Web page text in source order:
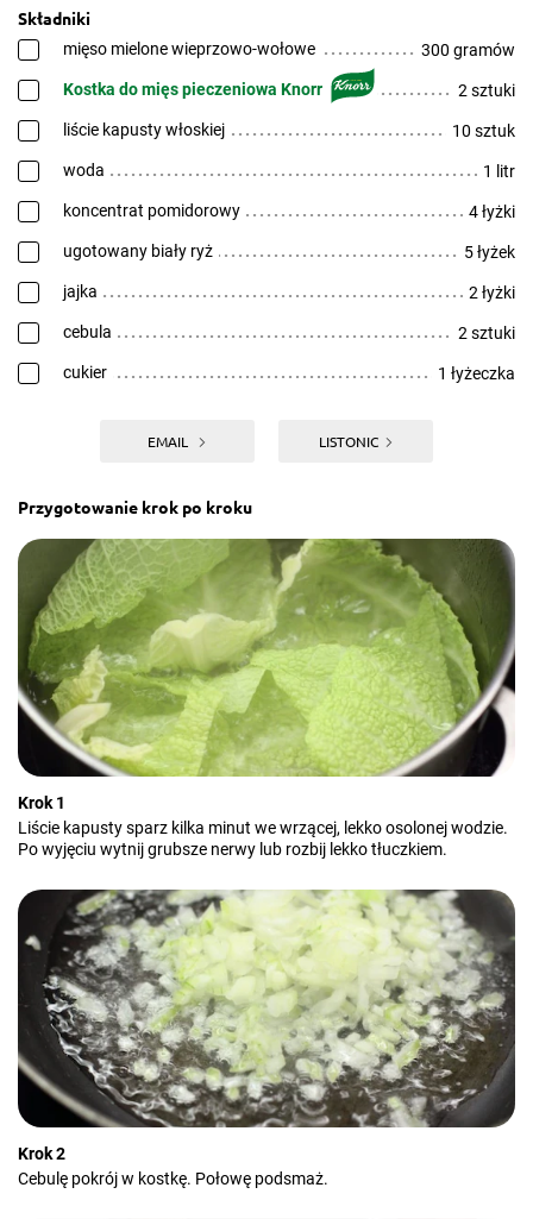
Składniki
mięso mielone wieprzowo-wołowe 300 gramów
Kostka do mięs pieczeniowa Knorr 2 sztuki
liście kapusty włoskiej 10 sztuk
woda 1 litr
koncentrat pomidorowy 4 łyżki
ugotowany biały ryż 5 łyżek
jajka 2 łyżki
cebula 2 sztuki
cukier 1 łyżeczka
EMAIL LISTONIC
Przygotowanie krok po kroku
Krok 1
Liście kapusty sparz kilka minut we wrzącej, lekko osolonej wodzie.
Po wyjęciu wytnij grubsze nerwy lub rozbij lekko tłuczkiem.
Krok 2
Cebulę pokrój w kostkę. Połowę podsmaż.